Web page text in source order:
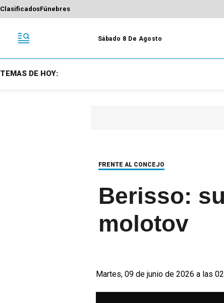
ClasificadosFúnebres
Sábado 8 De Agosto
TEMAS DE HOY:
FRENTE AL CONCEJO
Berisso:
molotov
Martes, 09 de junio de 2026 a las